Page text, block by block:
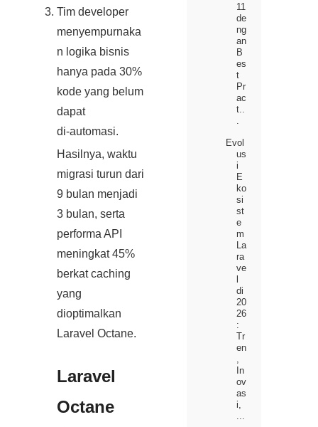
Tim developer
menyempurnaka
n logika bisnis
hanya pada 30%
kode yang belum
dapat
di‑automasi.
Hasilnya, waktu
migrasi turun dari
9 bulan menjadi
3 bulan, serta
performa API
meningkat 45%
berkat caching
yang
dioptimalkan
Laravel Octane.
Laravel
Octane
11
de
ng
an
B
es
t
Pr
ac
t..
Evol
us
i
E
ko
si
st
e
m
La
ra
ve
di
20
26
:
Tr
en
,
In
ov
as
i,
...